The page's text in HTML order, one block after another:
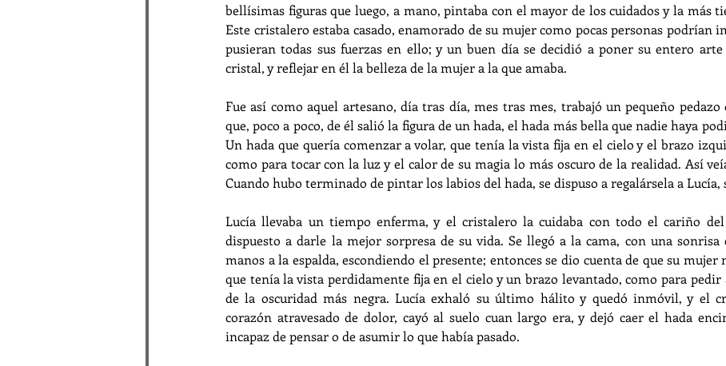
bellísimas figuras que luego, a mano, pintaba con el mayor de los cuidados y la más
Este cristalero estaba casado, enamorado de su mujer como pocas personas podrían
pusieran todas sus fuerzas en ello; y un buen día se decidió a poner su entero
cristal, y reflejar en él la belleza de la mujer a la que amaba.
Fue así como aquel artesano, día tras día, mes tras mes, trabajó un pequeño
que, poco a poco, de él salió la figura de un hada, el hada más bella que nadie haya
Un hada que quería comenzar a volar, que tenía la vista fija en el cielo y el brazo
como para tocar con la luz y el calor de su magia lo más oscuro de la realidad. Así
Cuando hubo terminado de pintar los labios del hada, se dispuso a regalársela a Lucía,
Lucía llevaba un tiempo enferma, y el cristalero la cuidaba con todo el cariño
dispuesto a darle la mejor sorpresa de su vida. Se llegó a la cama, con una sonrisa
manos a la espalda, escondiendo el presente; entonces se dio cuenta de que su
que tenía la vista perdidamente fija en el cielo y un brazo levantado, como para pedir
de la oscuridad más negra. Lucía exhaló su último hálito y quedó inmóvil, y el
corazón atravesado de dolor, cayó al suelo cuan largo era, y dejó caer el hada
incapaz de pensar o de asumir lo que había pasado.